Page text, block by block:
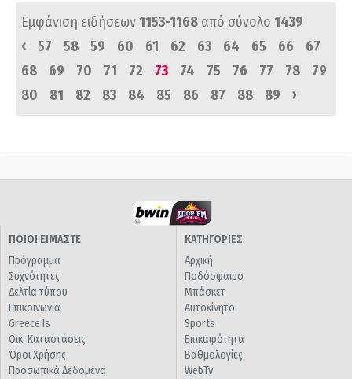
Εμφάνιση ειδήσεων1153-1168 από σύνολο 1439
‹
57 58 59 60 61 62 63 64 65 66
67
68
69 70 71 72 73 74 75 76 77 78
79
80
81 82 83 84 85 86 87 88 89 ›
ΠΟΙΟΙ ΕΙΜΑΣΤΕ
Πρόγραμμα
Συχνότητες
Δελτία τύπου
Επικοινωνία
Greece Is
Οικ. Καταστάσεις
Όροι Χρήσης
Προσωπικά Δεδομένα
ΚΑΤΗΓΟΡΙΕΣ
Αρχική
Ποδόσφαιρο
Μπάσκετ
Αυτοκίνητο
Sports
Επικαιρότητα
Βαθμολογίες
WebTv